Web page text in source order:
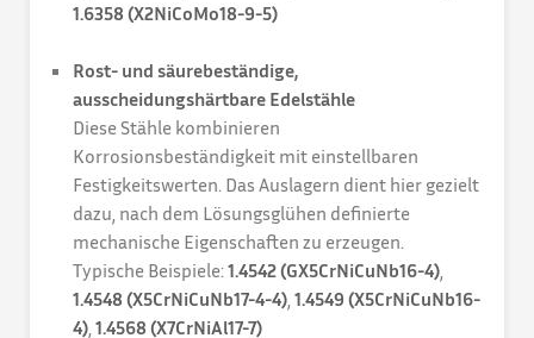
1.6358 (X2NiCoMo18-9-5)
Rost- und säurebeständige,
ausscheidungshärtbare Edelstähle
Diese Stähle kombinieren
Korrosionsbeständigkeit mit einstellbaren
Festigkeitswerten. Das Auslagern dient hier gezielt
dazu, nach dem Lösungsglühen definierte
mechanische Eigenschaften zu erzeugen.
Typische Beispiele:1.4542 (GX5CrNiCuNb16-4),
1.4548 (X5CrNiCuNb17-4-4), 1.4549 (X5CrNiCuNb16-
4), 1.4568 (X7CrNiAl17-7)